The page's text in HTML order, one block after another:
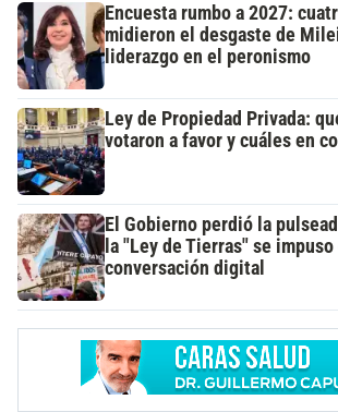
Encuesta rumbo a 2027:
midieron el desgaste de
liderazgo en el peronismo
Ley de Propiedad Privada:
votaron a favor y cuáles en
El Gobierno perdió la
la "Ley de Tierras" se
conversación digital